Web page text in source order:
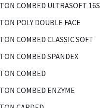
COMBED ULTRASOFT 16S
POLY DOUBLE FACE
COMBED CLASSIC SOFT
COMBED SPANDEX
COMBED
COMBED ENZYME